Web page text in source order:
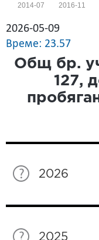
2016-11
2014-07
2026-05-09
Време: 23.57
Общ бр.
127,
2026
2025